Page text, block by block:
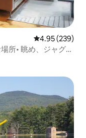
レビュー239
4.95 (239)
所• 眺め、ジャグジ